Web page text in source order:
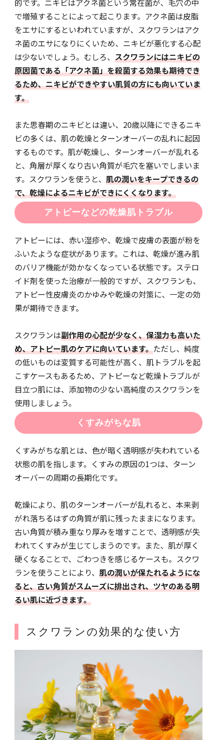
的です。ニキビはアクネ菌という常在菌が、毛穴の中
で増殖することによって起こります。アクネ菌は皮脂
をエサにするといわれていますが、スクワランはアク
ネ菌のエサになりにくいため、ニキビが悪化する心配
は少ないでしょう。むしろ、 スクワランにはニキビの
原因菌である「アクネ菌」を殺菌する効果も期待でき
るため、ニキビができやすい肌質の方にも向いていま
す。
また思春期のニキビとは違い、20歳以降にできるニキ
ビの多くは、肌の乾燥とターンオーバーの乱れに起因
するものです。肌が乾燥し、ターンオーバーが乱れる
と、角層が厚くなり古い角質が毛穴を塞いでしまいま
す。スクワランを使うと、 肌の潤いをキープできるの
で、乾燥によるニキビができにくくなります。
アトピーなどの乾燥肌トラブル
アトピーには、赤い湿疹や、乾燥で皮膚の表面が粉を
ふいたような症状があります。これは、乾燥が進み肌
のバリア機能が効かなくなっている状態です。ステロ
イド剤を使った治療が一般的ですが、スクワランも、
アトピー性皮膚炎のかゆみや乾燥の対策に、一定の効
果が期待できます。
スクワランは副作用の心配が少なく、保湿力も高いた
め、アトピー肌のケアに向いています。ただし、純度
の低いものは変質する可能性が高く、肌トラブルを起
こすケースもあるため、アトピーなど乾燥トラブルが
目立つ肌には、添加物の少ない高純度のスクワランを
使用しましょう。
くすみがちな肌
くすみがちな肌とは、色が暗く透明感が失われている
状態の肌を指します。くすみの原因の1つは、ターン
オーバーの周期の長期化です。
乾燥により、肌のターンオーバーが乱れると、本来剥
がれ落ちるはずの角質が肌に残ったままになります。
古い角質が積み重なり厚みを増すことで、透明感が失
われてくすみが生じてしまうのです。また、肌が厚く
硬くなることで、ごわつきを感じるケースも。スクワ
ランを使うことにより、 肌の潤いが保たれるようにな
ると、古い角質がスムーズに排出され、ツヤのある明
るい肌に近づきます。
スクワランの効果的な使い方